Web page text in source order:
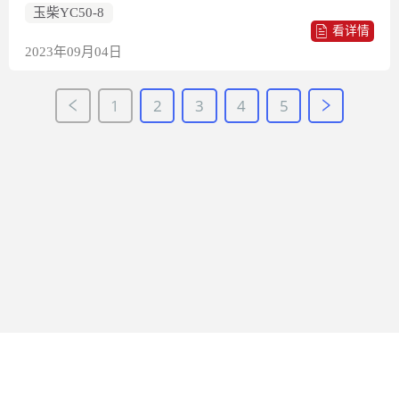
玉柴YC50-8
2023年09月04日
看详情
1 2 3 4 5